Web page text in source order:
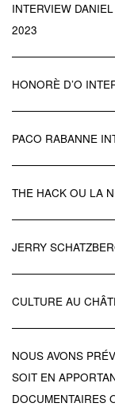
INTERVIEW
2023
HONORÈ D’O
PACO RABANNE
THE HACK OU LA
JERRY
CULTURE AU
NOUS AVONS
SOIT EN
DOCUMENTAIRES